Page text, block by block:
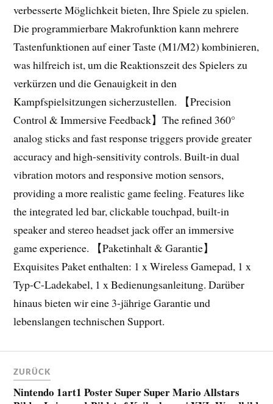
verbesserte Möglichkeit bieten, Ihre Spiele zu spielen.
Die programmierbare Makrofunktion kann mehrere
Tastenfunktionen auf einer Taste (M1/M2) kombinieren,
was hilfreich ist, um die Reaktionszeit des Spielers zu
verkürzen und die Genauigkeit in den
Kampfspielsitzungen sicherzustellen. 【Precision
Control & Immersive Feedback】The refined 360°
analog sticks and fast response triggers provide greater
accuracy and high-sensitivity controls. Built-in dual
vibration motors and responsive motion sensors,
providing a more realistic game feeling. Features like
the integrated led bar, clickable touchpad, built-in
speaker and stereo headset jack offer an immersive
game experience. 【Paketinhalt & Garantie】
Exquisites Paket enthalten: 1 x Wireless Gamepad, 1 x
Typ-C-Ladekabel, 1 x Bedienungsanleitung. Darüber
hinaus bieten wir eine 3-jährige Garantie und
lebenslangen technischen Support.
ZURÜCK
Nintendo 1art1 Poster Super Super Mario Allstars